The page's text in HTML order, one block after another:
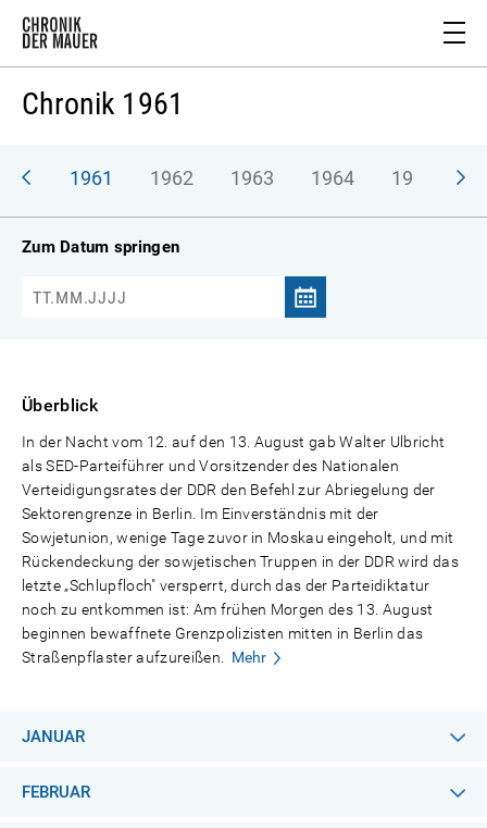
Chronik 1961
1961 1962 1963 1964 1965
Zum Datum springen
Überblick
In der Nacht vom 12. auf den 13. August gab Walter Ulbricht
als SED-Parteiführer und Vorsitzender des Nationalen
Verteidigungsrates der DDR den Befehl zur Abriegelung der
Sektorengrenze in Berlin. Im Einverständnis mit der
Sowjetunion, wenige Tage zuvor in Moskau eingeholt, und mit
Rückendeckung der sowjetischen Truppen in der DDR wird das
letzte „Schlupfloch" versperrt, durch das der Parteidiktatur
noch zu entkommen ist: Am frühen Morgen des 13. August
beginnen bewaffnete Grenzpolizisten mitten in Berlin das
Straßenpflaster aufzureißen.
Mehr
JANUAR
FEBRUAR